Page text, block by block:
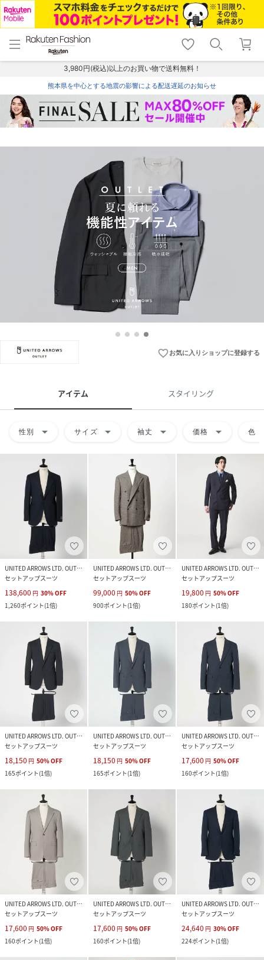
menu home
トップ
shopping_cart lock_outline
ログイン
3,980円(税込)以上のお買い物で送料無料！
熊本県を中心とする地震の影響による配送遅延のお知らせ
favorite_borderお気に入りショップに登録する
アイテム スタイリング
性別 arrow_drop_down サイズ arrow_drop_down 袖丈 arrow_drop_down 価格 arrow_drop_down 色
UNITED ARROWS LTD. OUTLET
セットアップスーツ
138,600 円 30%OFF
1,260ポイント(1倍)
UNITED ARROWS LTD. OUTLET
セットアップスーツ
99,000 円 50%OFF
900ポイント(1倍)
UNITED ARROWS LTD. OUTLET
セットアップスーツ
19,800 円 50%OFF
180ポイント(1倍)
UNITED ARROWS LTD. OUTLET
セットアップスーツ
18,150 円 50%OFF
165ポイント(1倍)
UNITED ARROWS LTD. OUTLET
セットアップスーツ
18,150 円 50%OFF
165ポイント(1倍)
UNITED ARROWS LTD. OUTLET
セットアップスーツ
17,600 円 50%OFF
160ポイント(1倍)
UNITED ARROWS LTD. OUTLET
セットアップスーツ
17,600 円 50%OFF
160ポイント(1倍)
UNITED ARROWS LTD. OUTLET
セットアップスーツ
17,600 円 50%OFF
160ポイント(1倍)
UNITED ARROWS LTD. OUTLET
セットアップスーツ
24,640 円 30%OFF
224ポイント(1倍)